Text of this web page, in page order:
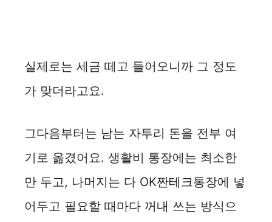
실제로는 세금 떼고 들어오니까 그 정도
가 맞더라고요.
그다음부터는 남는 자투리 돈을 전부 여
기로 옮겼어요. 생활비 통장에는 최소한
만 두고, 나머지는 다 OK짠테크통장에 넣
어두고 필요할 때마다 꺼내 쓰는 방식으